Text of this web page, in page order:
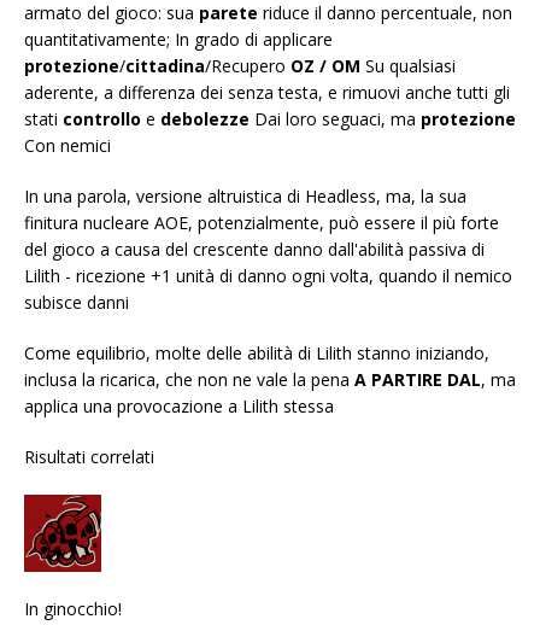
armato del gioco: sua parete riduce il danno percentuale, non
quantitativamente; In grado di applicare
protezione/cittadina/Recupero OZ / OM Su qualsiasi
aderente, a differenza dei senza testa, e rimuovi anche tutti gli
stati controllo e debolezze Dai loro seguaci, ma protezione
Con nemici
In una parola, versione altruistica di Headless, ma, la sua
finitura nucleare AOE, potenzialmente, può essere il più forte
del gioco a causa del crescente danno dall'abilità passiva di
Lilith - ricezione +1 unità di danno ogni volta, quando il nemico
subisce danni
Come equilibrio, molte delle abilità di Lilith stanno iniziando,
inclusa la ricarica, che non ne vale la pena A PARTIRE DAL, ma
applica una provocazione a Lilith stessa
Risultati correlati
In ginocchio!